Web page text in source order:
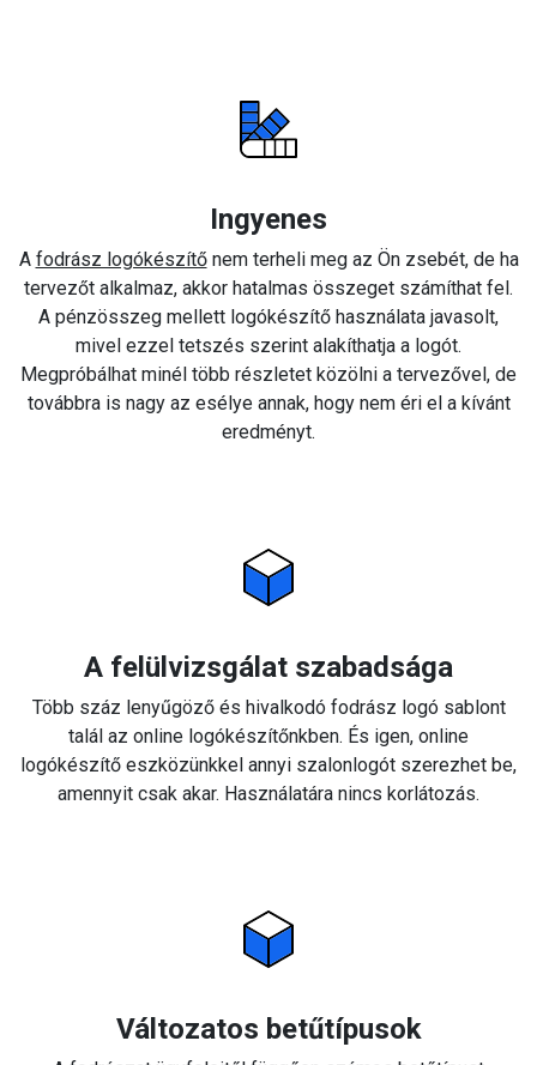
Ingyenes
A fodrász logókészítőnem terheli meg az Ön zsebét, de ha
tervezőt alkalmaz, akkor hatalmas összeget számíthat fel.
A pénzösszeg mellett logókészítő használata javasolt,
mivel ezzel tetszés szerint alakíthatja a logót.
Megpróbálhat minél több részletet közölni a tervezővel, de
továbbra is nagy az esélye annak, hogy nem éri el a kívánt
eredményt.
A felülvizsgálat szabadsága
Több száz lenyűgöző és hivalkodó fodrász logó sablont
talál az online logókészítőnkben. És igen, online
logókészítő eszközünkkel annyi szalonlogót szerezhet be,
amennyit csak akar. Használatára nincs korlátozás.
Változatos betűtípusok